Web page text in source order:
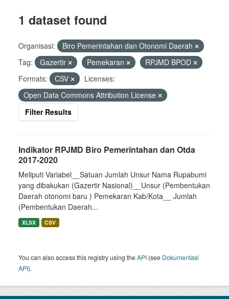
1 dataset found
Organisasi:
Biro Pemerintahan dan Otonomi Daerah
Tag:
Gazertir Pemekaran
RPJMD BPOD
Formats:
CSV
Licenses:
Open Data Commons Attribution License
Filter Results
Indikator RPJMD Biro Pemerintahan dan Otda
2017-2020
Meliputi Variabel__Satuan Jumlah Unsur Nama Rupabumi
yang dibakukan (Gazertir Nasional)__Unsur (Pembentukan
Daerah otonomi baru ) Pemekaran Kab/Kota__ Jumlah
(Pembentukan Daerah...
XLSX CSV
You can also access this registry using theAPI (see Dokumentasi
API).